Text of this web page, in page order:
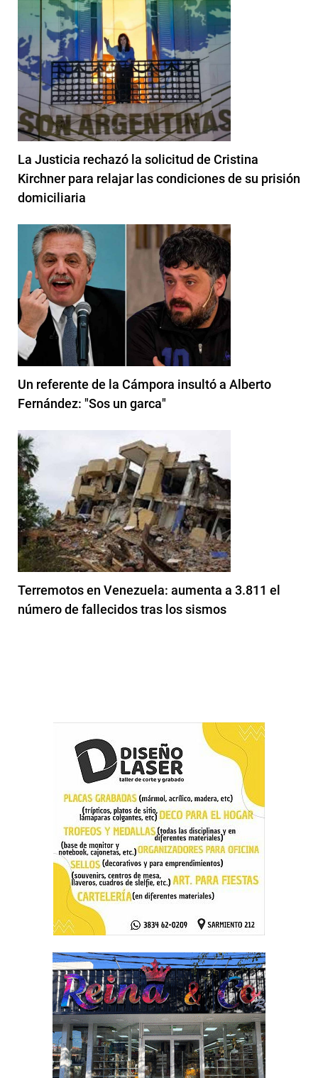
La Justicia rechazó la solicitud de Cristina
Kirchner para relajar las condiciones de su prisión
domiciliaria
Un referente de la Cámpora insultó a Alberto
Fernández: "Sos un garca"
Terremotos en Venezuela: aumenta a 3.811 el
número de fallecidos tras los sismos